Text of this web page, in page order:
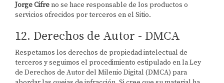
Jorge Cifreno se hace responsable de los productos o
servicios ofrecidos por terceros en el Sitio.
12. Derechos de Autor - DMCA
Respetamos los derechos de propiedad intelectual de
terceros y seguimos el procedimiento estipulado en la Ley
de Derechos de Autor del Milenio Digital (DMCA) para